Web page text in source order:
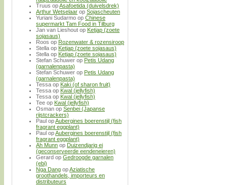
Truus opAsafoetida (duivelsdrek)
Arthur Wetselaar op Sojascheuten
Yuriani Sudarmo op Chinese
supermarkt Tam Food in Tilburg
Jan van Lieshout op Ketjap (zoete
sojasaus)
Roos op Rozenwater & rozensiroop
Stella op Ketjap (zoete sojasaus)
Stella op Ketjap (zoete sojasaus)
Stefan Schuwer op Petis Udang
(garnalenpasta)
Stefan Schuwer op Petis Udang
(garnalenpasta)
Tessa op Kaki (of sharon fruit)
Tessa op Kwal (jellyfish)
Tessa op Kwal (jellyfish)
Tee op Kwal (jellyfish)
Osman op Senbei (Japanse
rijstcrackers)
Paul opAubergines boerenstijl (fish
fragrant eggplant)
Paul opAubergines boerenstijl (fish
fragrant eggplant)
Ah Munn op Duizendjarig ei
(geconserveerde eendeneieren)
Gerard op Gedroogde garnalen
(ebi)
Nga Dang opAziatische
groothandels, importeurs en
distributeurs